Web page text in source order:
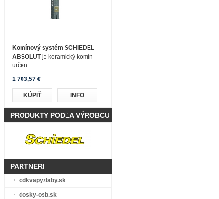
Komínový systém SCHIEDEL
ABSOLUTje keramický komín
určen...
1 703,57 €
KÚPIŤ INFO
PRODUKTY PODĽA VÝROBCU
PARTNERI
odkvapyzlaby.sk
dosky-osb.sk